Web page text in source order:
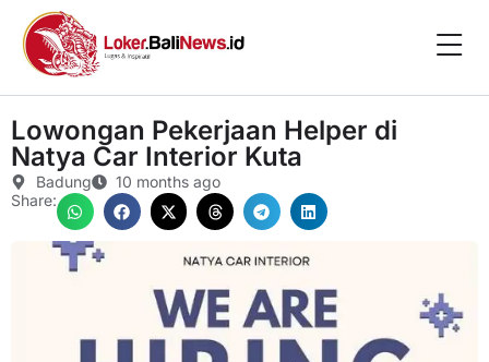
Lowongan Pekerjaan Helper di
Natya Car Interior Kuta
Badung
10 months ago
Share: